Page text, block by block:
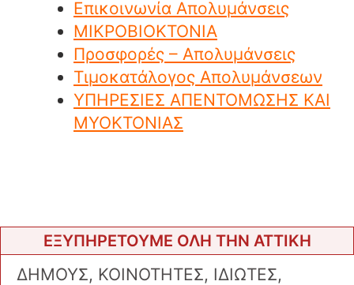
Επικοινωνία Απολυμάνσεις
ΜΙΚΡΟΒΙΟΚΤΟΝΙΑ
Προσφορές – Απολυμάνσεις
Τιμοκατάλογος Απολυμάνσεων
ΥΠΗΡΕΣΙΕΣ ΑΠΕΝΤΟΜΩΣΗΣ ΚΑΙ
ΜΥΟΚΤΟΝΙΑΣ
ΕΞΥΠΗΡΕΤΟΥΜΕ ΟΛΗ ΤΗΝ ΑΤΤΙΚΗ
ΔΗΜΟΥΣ, ΚΟΙΝΟΤΗΤΕΣ, ΙΔΙΩΤΕΣ,